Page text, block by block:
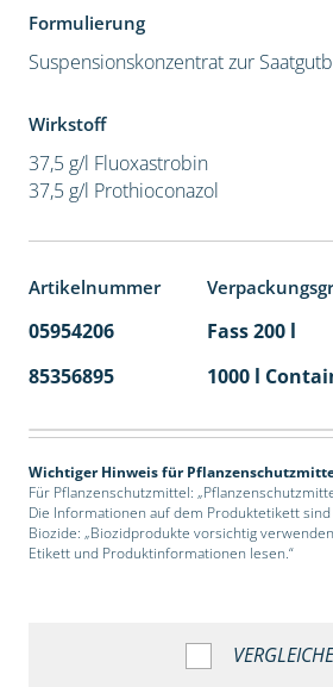
Formulierung
Suspensionskonzentrat zur
Wirkstoff
37,5 g/l Fluoxastrobin
37,5 g/l Prothioconazol
Artikelnummer
05954206 Fass 200 l
85356895
1000 l
Wichtiger Hinweis für
Für Pflanzenschutzmittel:
Die Informationen auf dem Produktetikett sind
Biozide: „Biozidprodukte vorsichtig
Etikett und Produktinformationen lesen.“